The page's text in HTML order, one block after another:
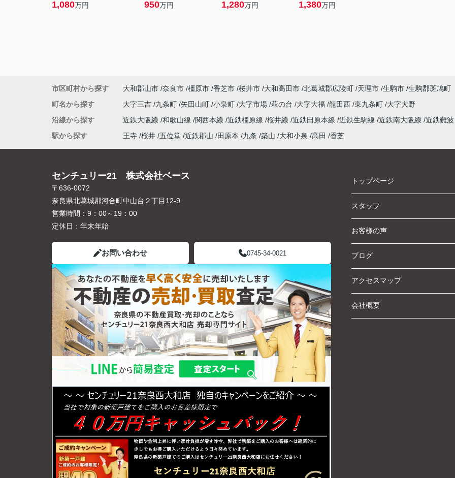
1,080万円 950万円 1,280万円 1,380万円
市区町村から探す 大和郡山市 奈良市 橿原市 香芝市 桜井市 大和高田市 北葛城郡広陵町 天理市 生駒市 生駒郡斑鳩町
町名から探す
大字三吉 九条町 矢田山町 小泉町 大字市場 萩の台 大字大福 龍田西 東九条町 大字大野
沿線から探す
近鉄大阪線 和歌山線 関西本線 近鉄橿原線 桜井線 近鉄田原本線 近鉄生駒線 近鉄南大阪線 近鉄難
駅から探す
王寺 桜井 五位堂 近鉄郡山 田原本 九条 築山 大和小泉 高田 香芝
センチュリー21 株式会社ベース
〒636-0072
奈良県北葛城郡河合町中山台２丁目12-9
営業時間： 9：00～19：00
定休日： 年末年始
お問い合わせ 0745-34-0021
トップページ
スタッフ
お客様の声
ブログ
アクセスマップ
会社概要